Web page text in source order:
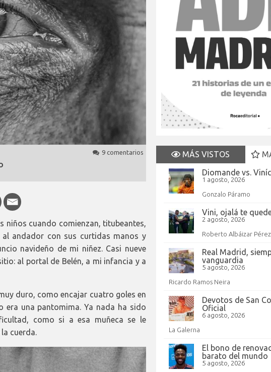
9 comentarios
niños cuando comienzan, titubeantes,
al andador con sus curtidas manos y
navideño de mi niñez. Casi nueve
al portal de Belén, a mi infancia y a
duro, como encajar cuatro goles en
era una pantomima. Ya nada ha sido
como si a esa muñeca se le
cuerda.
MÁS VISTOS
Diomande vs.
1 agosto, 2026
Gonzalo Páramo
Vini, ojalá te
2 agosto, 2026
Roberto Albáizar Pérez
Real Madrid,
vanguardia
5 agosto, 2026
Ricardo Ramos Neira
Devotos de San
Oficial
6 agosto, 2026
La Galerna
El bono de
barato del mundo
5 agosto, 2026